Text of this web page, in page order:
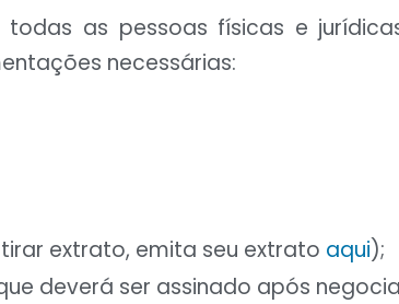
todas as pessoas físicas e
necessárias:
extrato, emita seu extrato aqui);
deverá ser assinado após